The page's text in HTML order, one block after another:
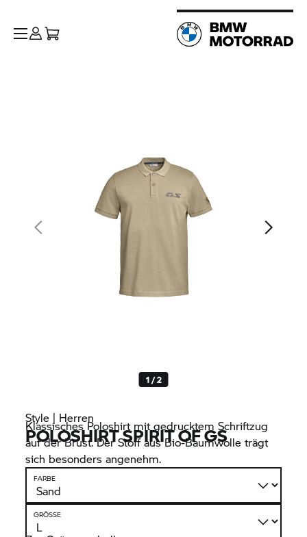
1 / 2
Style | Herren
POLOSHIRT SPIRIT OF GS
Klassisches Poloshirt mit gedrucktem Schriftzug
auf der Brust. Der Stoff aus Bio-Baumwolle trägt
sich besonders angenehm.
FARBE
GRÖSSE